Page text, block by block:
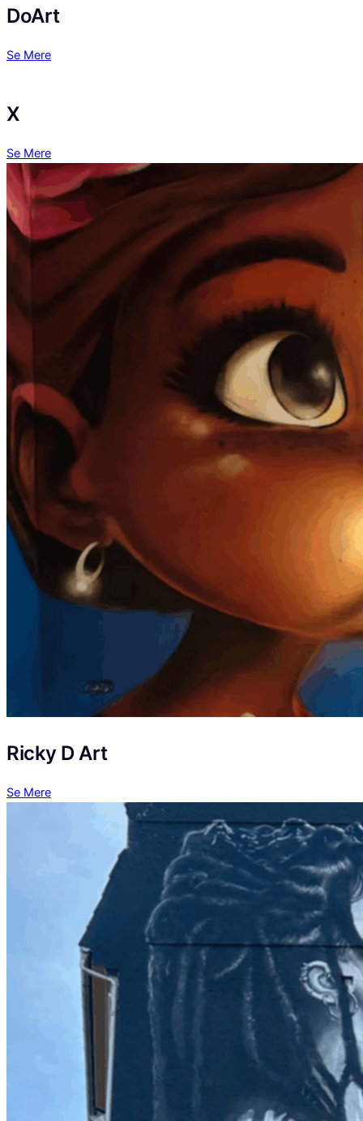
DoArt
Se Mere
X
Se Mere
Ricky D Art
Se Mere